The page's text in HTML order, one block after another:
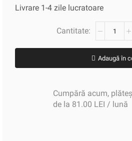
Livrare 1-4 zile lucratoare
Adaugă în
Cumpără acum,
de la 81.00 LEI / lună